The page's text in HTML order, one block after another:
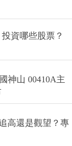
資哪些股票？
神山 00410A主
高還是觀望？專